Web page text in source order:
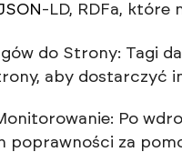
-LD, RDFa, które
do Strony: Tagi
aby dostarczyć
Po
poprawności za